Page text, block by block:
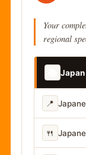
Your
regional
Japan
📍
🍴